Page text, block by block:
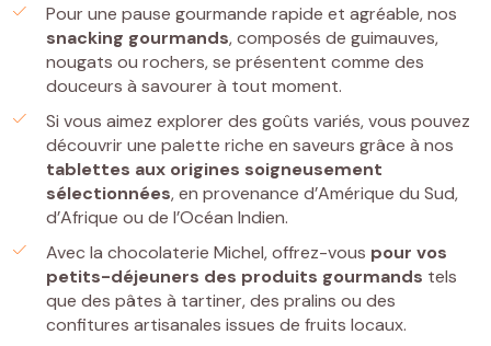
Pour une pause gourmande rapide et agréable, nos
snacking gourmands, composés de guimauves,
nougats ou rochers, se présentent comme des
douceurs à savourer à tout moment.
Si vous aimez explorer des goûts variés, vous pouvez
découvrir une palette riche en saveurs grâce à nos
tablettes aux origines soigneusement
sélectionnées, en provenance d’Amérique du Sud,
d’Afrique ou de l’Océan Indien.
Avec la chocolaterie Michel, offrez-vous pour vos
petits-déjeuners des produits gourmands tels
que des pâtes à tartiner, des pralins ou des
confitures artisanales issues de fruits locaux.